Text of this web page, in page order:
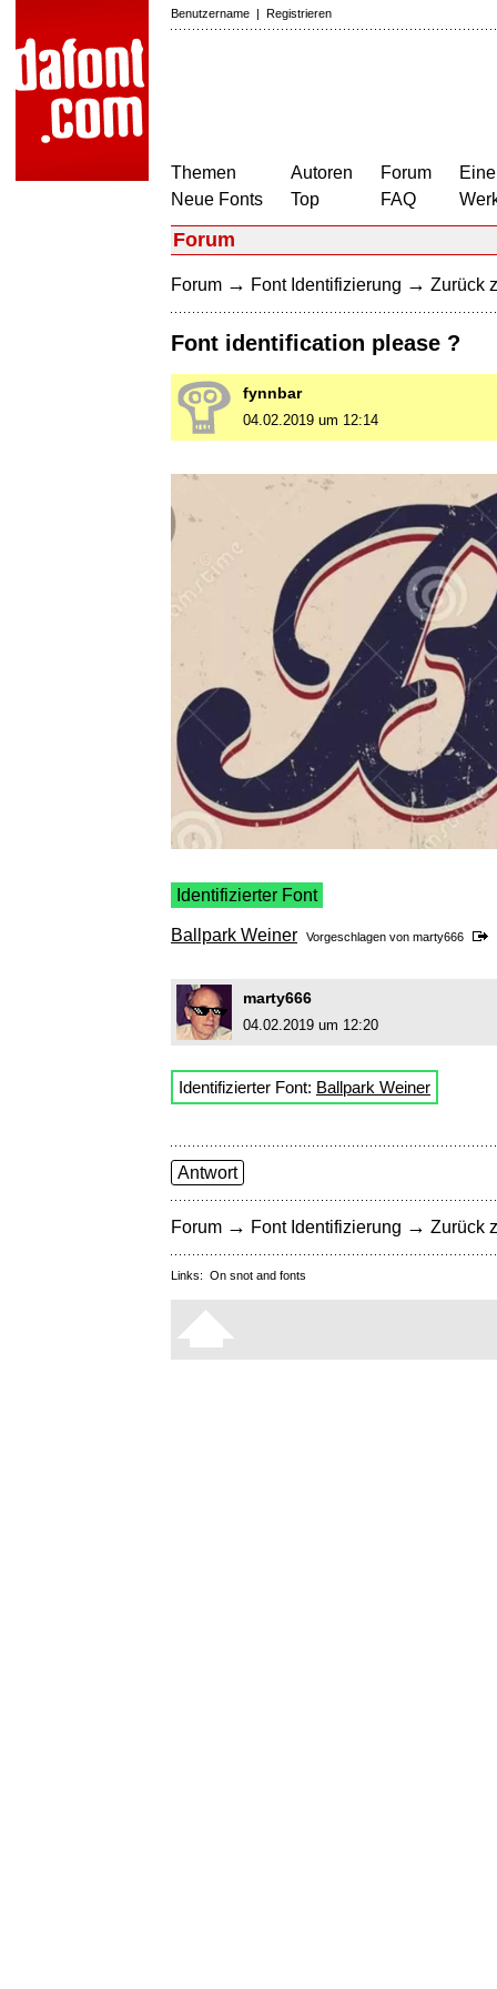
Benutzername | Registrieren
Themen
Neue Fonts
Autoren
Top
Forum
FAQ
Forum
Forum → Font Identifizierung → Zurück
Font identification please ?
fynnbar
04.02.2019 um 12:14
Identifizierter Font
Ballpark Weiner Vorgeschlagen von marty666
marty666
04.02.2019 um 12:20
Identifizierter Font: Ballpark Weiner
Antwort
Forum → Font Identifizierung → Zurück
Links: On snot and fonts